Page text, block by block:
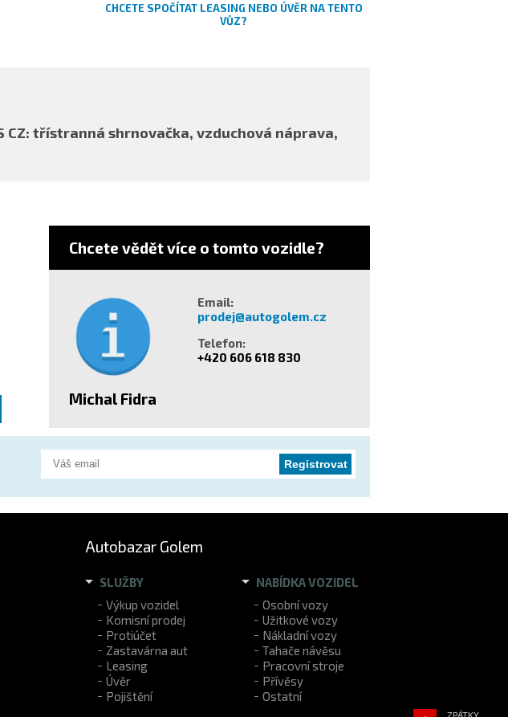
CHCETE SPOČÍTAT LEASING NEBO ÚVĚR NA TENTO
VŮZ?
CZ: třístranná shrnovačka, vzduchová náprava,
Chcete vědět více o tomto vozidle?
Email:
prodej@autogolem.cz
Telefon:
+420 606 618 830
Michal Fidra
Autobazar Golem
SLUŽBY
Výkup vozidel
Komisní prodej
Protiúčet
Zastavárna aut
Leasing
Úvěr
Pojištění
NABÍDKA VOZIDEL
Osobní vozy
Užitkové vozy
Nákladní vozy
Tahače návěsu
Pracovní stroje
Přívěsy
Ostatní
ZPÁTKY